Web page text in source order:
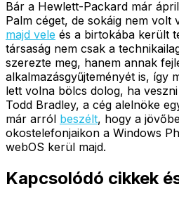
Bár a Hewlett-Packard már
Palm céget, de sokáig nem volt
majd vele és a birtokába került
társaság nem csak a
szerezte meg, hanem annak
alkalmazásgyűjteményét is, így
lett volna bölcs dolog, ha
Todd Bradley, a cég alelnöke
már arról beszélt, hogy a
okostelefonjaikon a Windows
webOS kerül majd.
Kapcsolódó cikkek